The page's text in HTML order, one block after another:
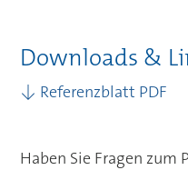
Downloads &
↓ Referenzblatt PDF
Haben Sie Fragen zum